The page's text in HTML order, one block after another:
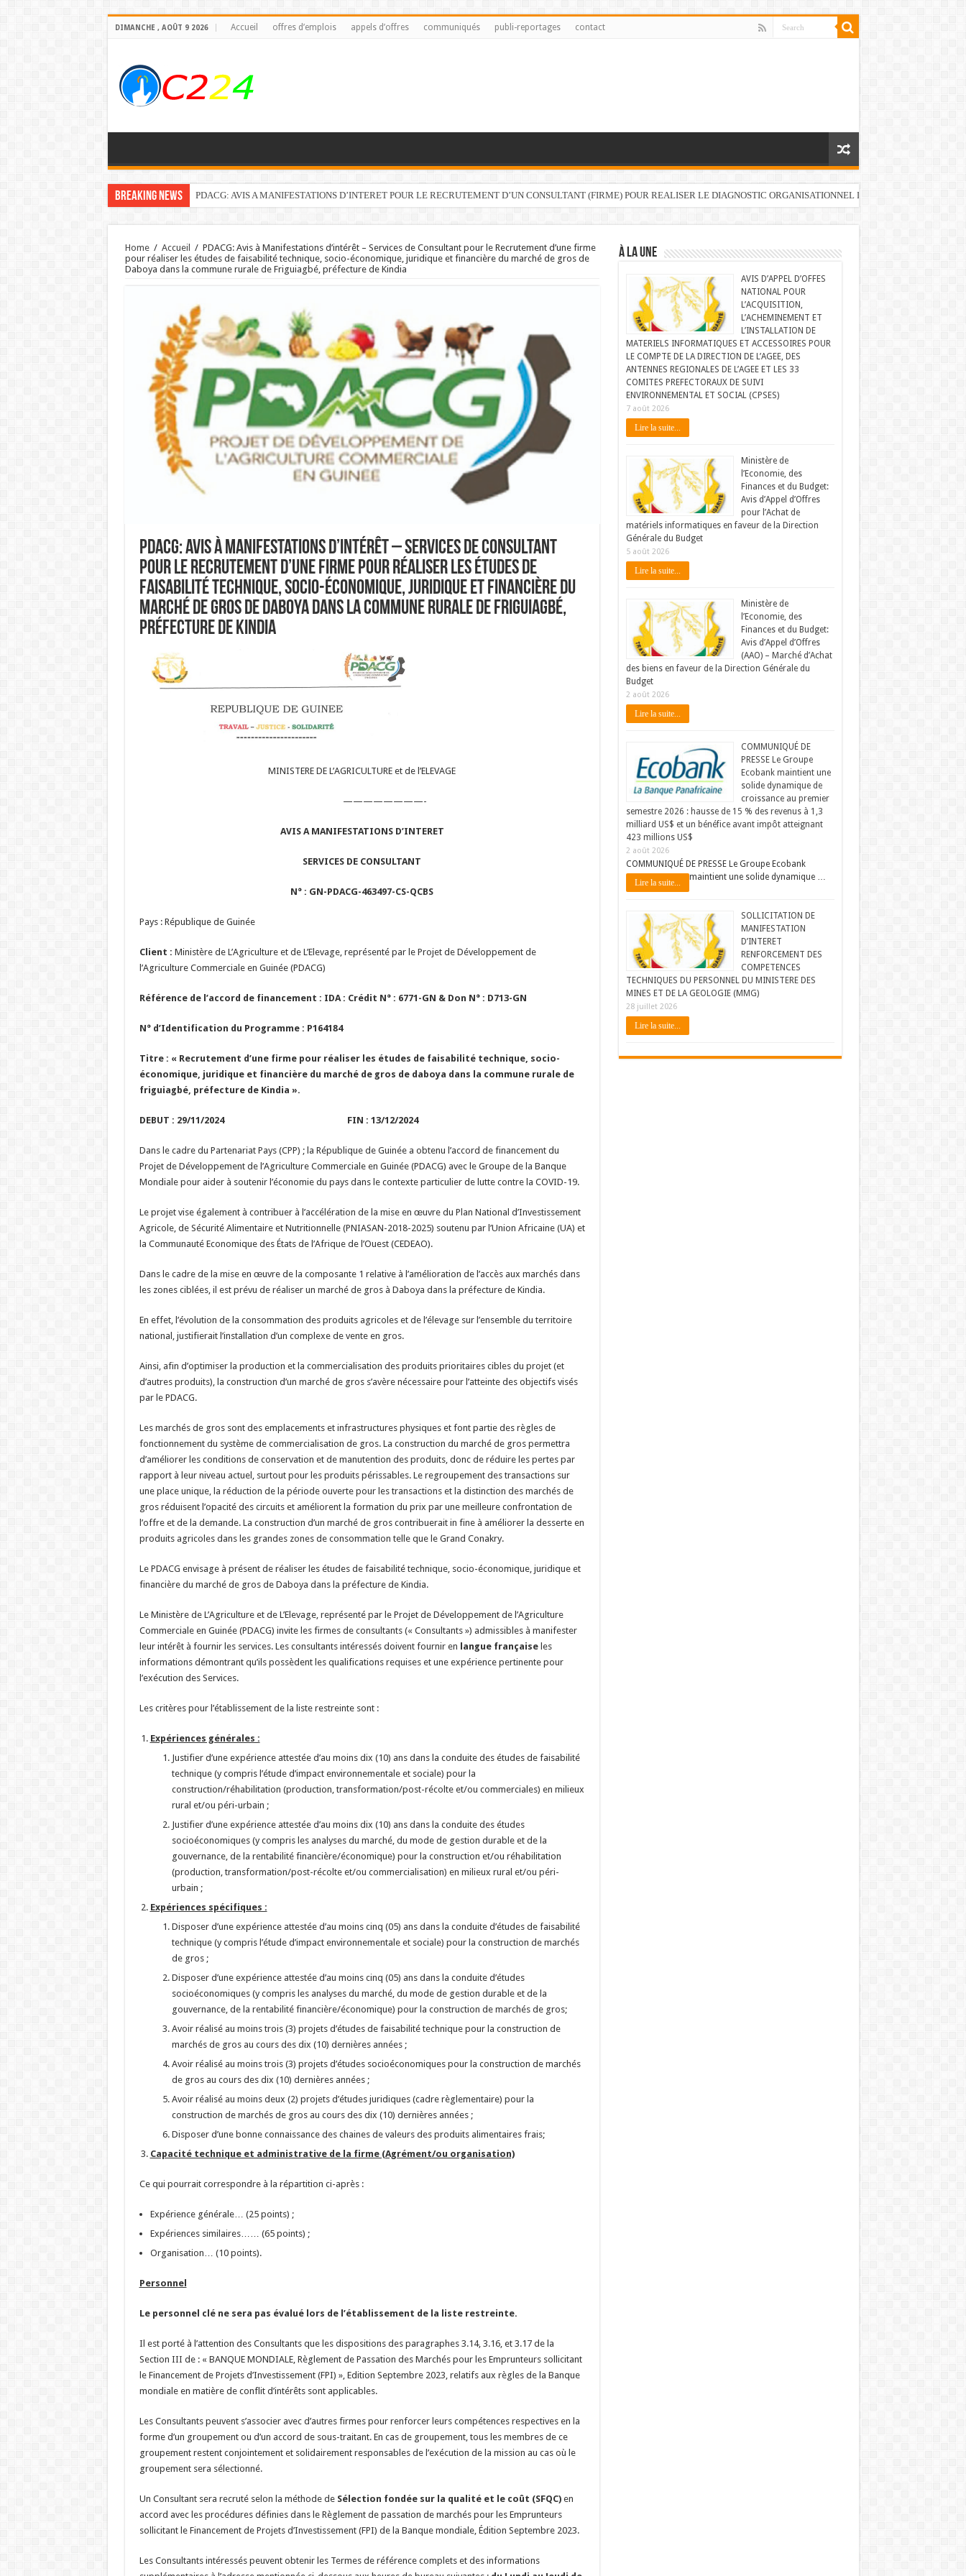
DIMANCHE , AOÛT 9 2026 Accueil offres d’emplois appels d’offres communiqués publi-reportages contact
Breaking News PDACG: AVIS A MANIFESTATIONS D’INTERET POUR LE RECRUTEMENT D’UN CONSULTANT (FIRME) POUR REALISER LE DIAGNOSTIC ORGANISATIONNEL DU FONDS DE
Home / Accueil / PDACG: Avis à Manifestations d’intérêt – Services de Consultant pour le Recrutement d’une firme
pour réaliser les études de faisabilité technique, socio-économique, juridique et financière du marché de gros de
Daboya dans la commune rurale de Friguiagbé, préfecture de Kindia
PDACG: Avis à Manifestations d’intérêt – Services de Consultant
pour le Recrutement d’une firme pour réaliser les études de
faisabilité technique, socio-économique, juridique et financière du
marché de gros de Daboya dans la commune rurale de Friguiagbé,
préfecture de Kindia
MINISTERE DE L’AGRICULTURE et de l’ELEVAGE
————————-
AVIS A MANIFESTATIONS D’INTERET
SERVICES DE CONSULTANT
N° : GN-PDACG-463497-CS-QCBS
Pays : République de Guinée
Client : Ministère de L’Agriculture et de L’Elevage, représenté par le Projet de Développement de
l’Agriculture Commerciale en Guinée (PDACG)
Référence de l’accord de financement : IDA : Crédit N° : 6771-GN & Don N° : D713-GN
N° d’Identification du Programme : P164184
Titre : « Recrutement d’une firme pour réaliser les études de faisabilité technique, socio-
économique, juridique et financière du marché de gros de daboya dans la commune rurale de
friguiagbé, préfecture de Kindia ».
DEBUT : 29/11/2024 FIN : 13/12/2024
Dans le cadre du Partenariat Pays (CPP) ; la République de Guinée a obtenu l’accord de financement du
Projet de Développement de l’Agriculture Commerciale en Guinée (PDACG) avec le Groupe de la Banque
Mondiale pour aider à soutenir l’économie du pays dans le contexte particulier de lutte contre la COVID-19.
Le projet vise également à contribuer à l’accélération de la mise en œuvre du Plan National d’Investissement
Agricole, de Sécurité Alimentaire et Nutritionnelle (PNIASAN-2018-2025) soutenu par l’Union Africaine (UA) et
la Communauté Economique des États de l’Afrique de l’Ouest (CEDEAO).
Dans le cadre de la mise en œuvre de la composante 1 relative à l’amélioration de l’accès aux marchés dans
les zones ciblées, il est prévu de réaliser un marché de gros à Daboya dans la préfecture de Kindia.
En effet, l’évolution de la consommation des produits agricoles et de l’élevage sur l’ensemble du territoire
national, justifierait l’installation d’un complexe de vente en gros.
Ainsi, afin d’optimiser la production et la commercialisation des produits prioritaires cibles du projet (et
d’autres produits), la construction d’un marché de gros s’avère nécessaire pour l’atteinte des objectifs visés
par le PDACG.
Les marchés de gros sont des emplacements et infrastructures physiques et font partie des règles de
fonctionnement du système de commercialisation de gros. La construction du marché de gros permettra
d’améliorer les conditions de conservation et de manutention des produits, donc de réduire les pertes par
rapport à leur niveau actuel, surtout pour les produits périssables. Le regroupement des transactions sur
une place unique, la réduction de la période ouverte pour les transactions et la distinction des marchés de
gros réduisent l’opacité des circuits et améliorent la formation du prix par une meilleure confrontation de
l’offre et de la demande. La construction d’un marché de gros contribuerait in fine à améliorer la desserte en
produits agricoles dans les grandes zones de consommation telle que le Grand Conakry.
Le PDACG envisage à présent de réaliser les études de faisabilité technique, socio-économique, juridique et
financière du marché de gros de Daboya dans la préfecture de Kindia.
Le Ministère de L’Agriculture et de L’Elevage, représenté par le Projet de Développement de l’Agriculture
Commerciale en Guinée (PDACG) invite les firmes de consultants (« Consultants ») admissibles à manifester
leur intérêt à fournir les services. Les consultants intéressés doivent fournir en langue françaiseles
informations démontrant qu’ils possèdent les qualifications requises et une expérience pertinente pour
l’exécution des Services.
Les critères pour l’établissement de la liste restreinte sont :
Expériences générales :
Justifier d’une expérience attestée d’au moins dix (10) ans dans la conduite des études de faisabilité
technique (y compris l’étude d’impact environnementale et sociale) pour la
construction/réhabilitation (production, transformation/post-récolte et/ou commerciales) en milieux
rural et/ou péri-urbain ;
Justifier d’une expérience attestée d’au moins dix (10) ans dans la conduite des études
socioéconomiques (y compris les analyses du marché, du mode de gestion durable et de la
gouvernance, de la rentabilité financière/économique) pour la construction et/ou réhabilitation
(production, transformation/post-récolte et/ou commercialisation) en milieux rural et/ou péri-
urbain ;
Expériences spécifiques :
Disposer d’une expérience attestée d’au moins cinq (05) ans dans la conduite d’études de faisabilité
technique (y compris l’étude d’impact environnementale et sociale) pour la construction de marchés
de gros ;
Disposer d’une expérience attestée d’au moins cinq (05) ans dans la conduite d’études
socioéconomiques (y compris les analyses du marché, du mode de gestion durable et de la
gouvernance, de la rentabilité financière/économique) pour la construction de marchés de gros;
Avoir réalisé au moins trois (3) projets d’études de faisabilité technique pour la construction de
marchés de gros au cours des dix (10) dernières années ;
Avoir réalisé au moins trois (3) projets d’études socioéconomiques pour la construction de marchés
de gros au cours des dix (10) dernières années ;
Avoir réalisé au moins deux (2) projets d’études juridiques (cadre règlementaire) pour la
construction de marchés de gros au cours des dix (10) dernières années ;
Disposer d’une bonne connaissance des chaines de valeurs des produits alimentaires frais;
Capacité technique et administrative de la firme (Agrément/ou organisation)
Ce qui pourrait correspondre à la répartition ci-après :
Expérience générale… (25 points) ;
Expériences similaires…… (65 points) ;
Organisation… (10 points).
Personnel
Le personnel clé ne sera pas évalué lors de l’établissement de la liste restreinte.
Il est porté à l’attention des Consultants que les dispositions des paragraphes 3.14, 3.16, et 3.17 de la
Section III de : « BANQUE MONDIALE, Règlement de Passation des Marchés pour les Emprunteurs sollicitant
le Financement de Projets d’Investissement (FPI) », Edition Septembre 2023, relatifs aux règles de la Banque
mondiale en matière de conflit d’intérêts sont applicables.
Les Consultants peuvent s’associer avec d’autres firmes pour renforcer leurs compétences respectives en la
forme d’un groupement ou d’un accord de sous-traitant. En cas de groupement, tous les membres de ce
groupement restent conjointement et solidairement responsables de l’exécution de la mission au cas où le
groupement sera sélectionné.
Un Consultant sera recruté selon la méthode de Sélection fondée sur la qualité et le coût (SFQC)en
accord avec les procédures définies dans le Règlement de passation de marchés pour les Emprunteurs
sollicitant le Financement de Projets d’Investissement (FPI) de la Banque mondiale, Édition Septembre 2023.
Les Consultants intéressés peuvent obtenir les Termes de référence complets et des informations
À LA UNE
AVIS D’APPEL D’OFFES
NATIONAL POUR
L’ACQUISITION,
L’ACHEMINEMENT ET
L’INSTALLATION DE
MATERIELS INFORMATIQUES ET ACCESSOIRES POUR
LE COMPTE DE LA DIRECTION DE L’AGEE, DES
ANTENNES REGIONALES DE L’AGEE ET LES 33
COMITES PREFECTORAUX DE SUIVI
ENVIRONNEMENTAL ET SOCIAL (CPSES)
7 août 2026
Lire la suite...
Ministère de
l’Economie, des
Finances et du Budget:
Avis d’Appel d’Offres
pour l’Achat de
matériels informatiques en faveur de la Direction
Générale du Budget
5 août 2026
Lire la suite...
Ministère de
l’Economie, des
Finances et du Budget:
Avis d’Appel d’Offres
(AAO) – Marché d’Achat
des biens en faveur de la Direction Générale du
Budget
2 août 2026
Lire la suite...
COMMUNIQUÉ DE
PRESSE Le Groupe
Ecobank maintient une
solide dynamique de
croissance au premier
semestre 2026 : hausse de 15 % des revenus à 1,3
milliard US$ et un bénéfice avant impôt atteignant
423 millions US$
2 août 2026
COMMUNIQUÉ DE PRESSE Le Groupe Ecobank
maintient une solide dynamique …
Lire la suite...
SOLLICITATION DE
MANIFESTATION
D’INTERET
RENFORCEMENT DES
COMPETENCES
TECHNIQUES DU PERSONNEL DU MINISTERE DES
MINES ET DE LA GEOLOGIE (MMG)
28 juillet 2026
Lire la suite...